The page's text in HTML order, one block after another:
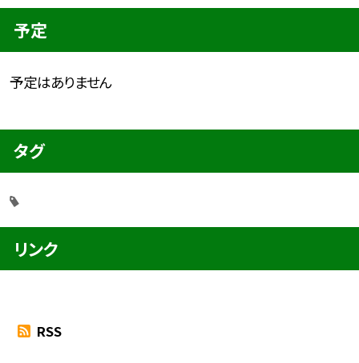
予定
予定はありません
タグ
リンク
RSS